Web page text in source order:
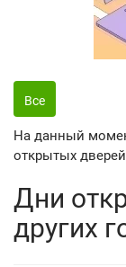
Все
На данный
открытых
Дни
других